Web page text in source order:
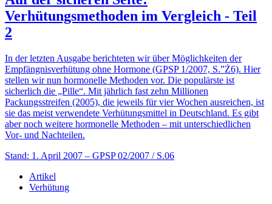
Verhütungsmethoden im Vergleich - Teil
2
In der letzten Ausgabe berichteten wir über Möglichkeiten der
Empfängnisverhütung ohne Hormone (GPSP 1/2007, S.”Ż6). Hier
stellen wir nun hormonelle Methoden vor. Die populärste ist
sicherlich die „Pille“. Mit jährlich fast zehn Millionen
Packungsstreifen (2005), die jeweils für vier Wochen ausreichen, ist
sie das meist verwendete Verhütungsmittel in Deutschland. Es gibt
aber noch weitere hormonelle Methoden – mit unterschiedlichen
Vor- und Nachteilen.
Stand: 1. April 2007 – GPSP 02/2007 / S.06
Artikel
Verhütung